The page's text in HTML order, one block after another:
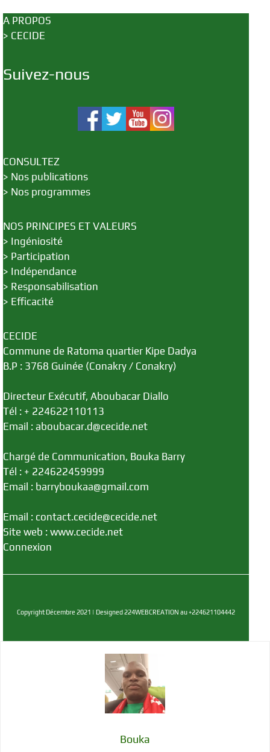
A PROPOS
> CECIDE
Suivez-nous
CONSULTEZ
> Nos publications
> Nos programmes
NOS PRINCIPES ET VALEURS
> Ingéniosité
> Participation
> Indépendance
> Responsabilisation
> Efficacité
CECIDE
Commune de Ratoma quartier Kipe Dadya
B.P : 3768 Guinée (Conakry / Conakry)
Directeur Exécutif, Aboubacar Diallo
Tél : + 224622110113
Email : aboubacar.d@cecide.net
Chargé de Communication, Bouka Barry
Tél : + 224622459999
Email : barryboukaa@gmail.com
Email : contact.cecide@cecide.net
Site web : www.cecide.net
Connexion
Copyright Décembre 2021 | Designed 224WEBCREATION au +224621104442
Bouka